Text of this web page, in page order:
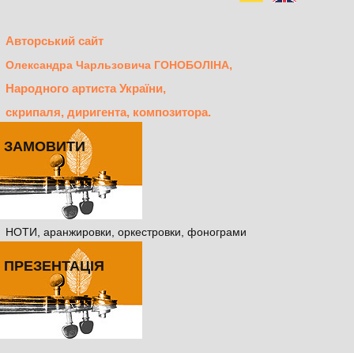
Авторський сайт
Олександра Чарльзовича ГОНОБОЛІНА,
Народного артиста України,
скрипаля, диригента, композитора.
ЗАМОВИТИ
НОТИ, аранжировки, оркестровки, фонограми
ПРЕЗЕНТАЦІЯ